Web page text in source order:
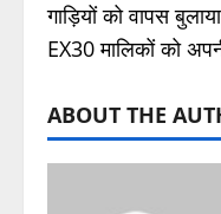
गाड़ियों को वापस
EX30 मालिकों को
ABOUT THE